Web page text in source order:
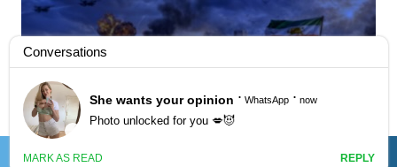
انجمن لوتی ☰